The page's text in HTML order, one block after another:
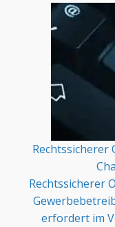
Rechtssicherer
Rechtssicherer
erfordert im